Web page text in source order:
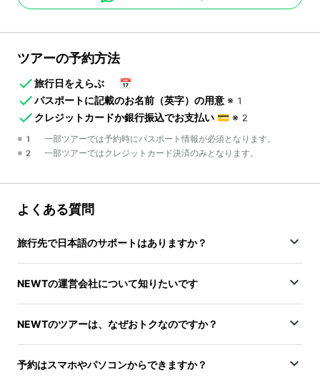
ツアーの予約方法
旅行日をえらぶ
📅
パスポートに記載のお名前（英字）の用意 ※1
クレジットカードか銀行振込でお支払い 💳 ※2
※1 一部ツアーでは予約時にパスポート情報が必須となります。
※2 一部ツアーではクレジットカード決済のみとなります。
よくある質問
旅行先で日本語のサポートはありますか？
NEWTの運営会社について知りたいです
NEWTのツアーは、なぜおトクなのですか？
予約はスマホやパソコンからできますか？